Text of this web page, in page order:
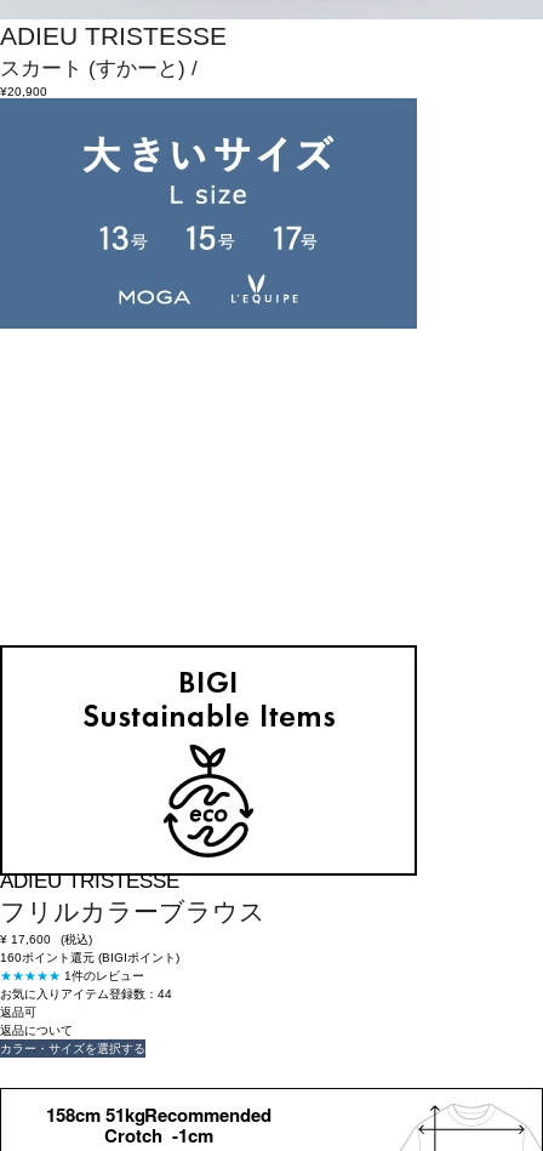
ADIEU TRISTESSE
スカート (すかーと) /
¥20,900
ADIEU TRISTESSE
フリルカラーブラウス
¥ 17,600
(税込)
160ポイント還元 (BIGIポイント)
★★★★★ 1件のレビュー
お気に入りアイテム登録数： 44
返品可
返品について
カラー・サイズを選択する
158cm 51kgRecommended
Crotch -1cm